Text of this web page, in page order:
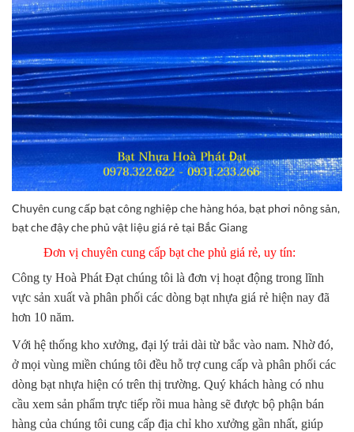
Chuyên cung cấp bạt công nghiệp che hàng hóa, bạt phơi nông sản,
bạt che đậy che phủ vật liệu giá rẻ tại Bắc Giang
Đơn vị chuyên cung cấp bạt che phủ giá rẻ, uy tín:
Công ty Hoà Phát Đạt chúng tôi là đơn vị hoạt động trong lĩnh
vực sản xuất và phân phối các dòng bạt nhựa giá rẻ hiện nay đã
hơn 10 năm.
Với hệ thống kho xưởng, đại lý trải dài từ bắc vào nam. Nhờ đó,
ở mọi vùng miền chúng tôi đều hỗ trợ cung cấp và phân phối các
dòng bạt nhựa hiện có trên thị trường. Quý khách hàng có nhu
cầu xem sản phẩm trực tiếp rồi mua hàng sẽ được bộ phận bán
hàng của chúng tôi cung cấp địa chỉ kho xưởng gần nhất, giúp